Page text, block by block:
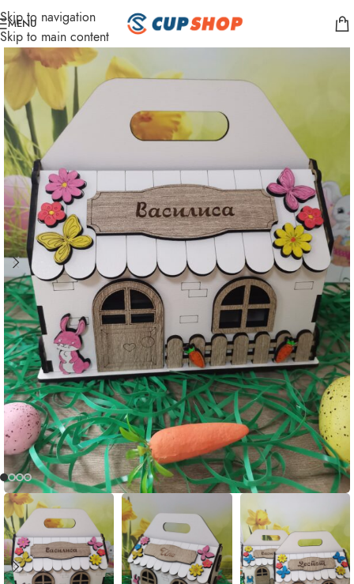
Skip to navigation
Skip to main content
MENU